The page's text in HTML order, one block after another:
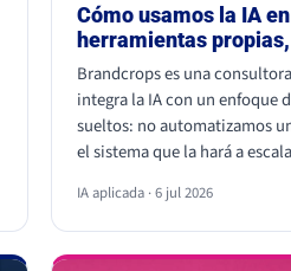
Cómo usamos la IA
herramientas
Brandcrops es una
integra la IA con un enfoque
sueltos: no automatizamos
el sistema que la hará a
con Claude en el día a día de
presentaciones brandeadas,
automatizaciones con
IA aplicada · 6 jul 2026